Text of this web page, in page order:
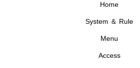
Home
System ＆ Rule
Menu
Access